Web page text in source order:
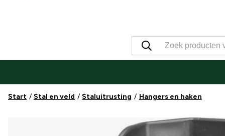
Start Stal en veld Staluitrusting Hangers en haken